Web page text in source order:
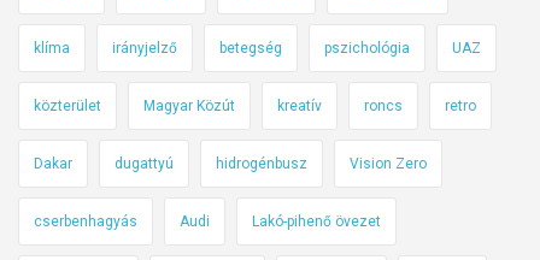
klíma irányjelző betegség pszichológia UAZ
közterület Magyar Közút kreatív roncs retro
Dakar dugattyú hidrogénbusz Vision Zero
cserbenhagyás Audi Lakó-pihenő övezet